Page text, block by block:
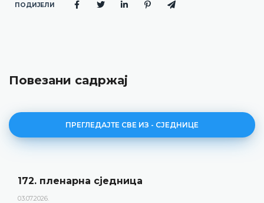
ПОДИЈЕЛИ
Повезани садржај
ПРЕГЛЕДАЈТЕ СВЕ ИЗ - СЈЕДНИЦЕ
Дневни ред 172. пленарне сједнице
23.06.2026.